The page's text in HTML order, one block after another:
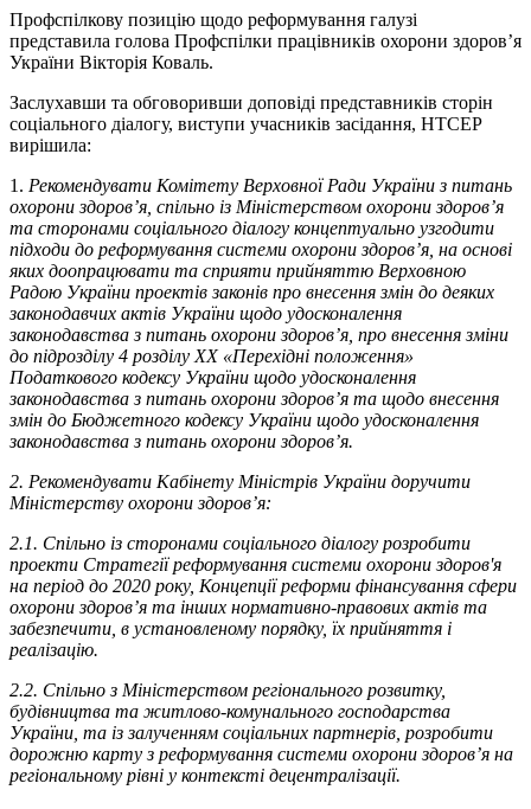
Профспілкову позицію щодо реформування галузі
представила голова Профспілки працівників охорони здоров’я
України Вікторія Коваль.
Заслухавши та обговоривши доповіді представників сторін
соціального діалогу, виступи учасників засідання, НТСЕР
вирішила:
1. Рекомендувати Комітету Верховної Ради України з питань
охорони здоров’я, спільно із Міністерством охорони здоров’я
та сторонами соціального діалогу концептуально узгодити
підходи до реформування системи охорони здоров’я, на основі
яких доопрацювати та сприяти прийняттю Верховною
Радою України проектів законів про внесення змін до деяких
законодавчих актів України щодо удосконалення
законодавства з питань охорони здоров’я, про внесення зміни
до підрозділу 4 розділу ХХ «Перехідні положення»
Податкового кодексу України щодо удосконалення
законодавства з питань охорони здоров’я та щодо внесення
змін до Бюджетного кодексу України щодо удосконалення
законодавства з питань охорони здоров’я.
2. Рекомендувати Кабінету Міністрів України доручити
Міністерству охорони здоров’я:
2.1. Спільно із сторонами соціального діалогу розробити
проекти Стратегії реформування системи охорони здоров'я
на період до 2020 року, Концепції реформи фінансування сфери
охорони здоров’я та інших нормативно-правових актів та
забезпечити, в установленому порядку, їх прийняття і
реалізацію.
2.2. Спільно з Міністерством регіонального розвитку,
будівництва та житлово-комунального господарства
України, та із залученням соціальних партнерів, розробити
дорожню карту з реформування системи охорони здоров’я на
регіональному рівні у контексті децентралізації.